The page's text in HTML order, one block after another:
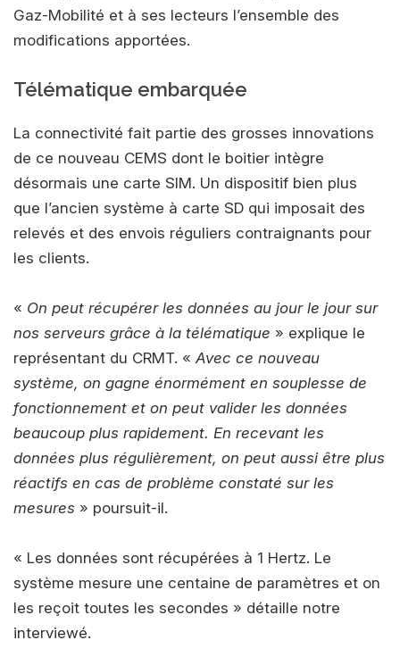
Gaz-Mobilité et à ses lecteurs l’ensemble des
modifications apportées.
Télématique embarquée
La connectivité fait partie des grosses innovations
de ce nouveau CEMS dont le boitier intègre
désormais une carte SIM. Un dispositif bien plus
que l’ancien système à carte SD qui imposait des
relevés et des envois réguliers contraignants pour
les clients.
« On peut récupérer les données au jour le jour sur
nos serveurs grâce à la télématique » explique le
représentant du CRMT. « Avec ce nouveau
système, on gagne énormément en souplesse de
fonctionnement et on peut valider les données
beaucoup plus rapidement. En recevant les
données plus régulièrement, on peut aussi être plus
réactifs en cas de problème constaté sur les
mesures » poursuit-il.
« Les données sont récupérées à 1 Hertz. Le
système mesure une centaine de paramètres et on
les reçoit toutes les secondes » détaille notre
interviewé.